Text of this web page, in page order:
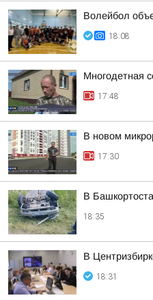
Волейбол
18:08
Многодетная
17:48
В новом
17:30
В
18:35
В
18:31